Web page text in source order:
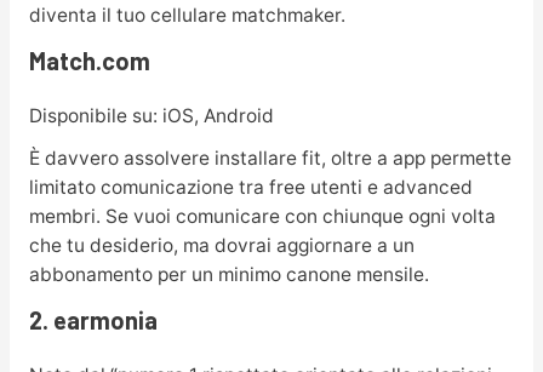
diventa il tuo cellulare matchmaker.
Match.com
Disponibile su: iOS, Android
È davvero assolvere installare fit, oltre a app permette
limitato comunicazione tra free utenti e advanced
membri. Se vuoi comunicare con chiunque ogni volta
che tu desiderio, ma dovrai aggiornare a un
abbonamento per un minimo canone mensile.
2. earmonia